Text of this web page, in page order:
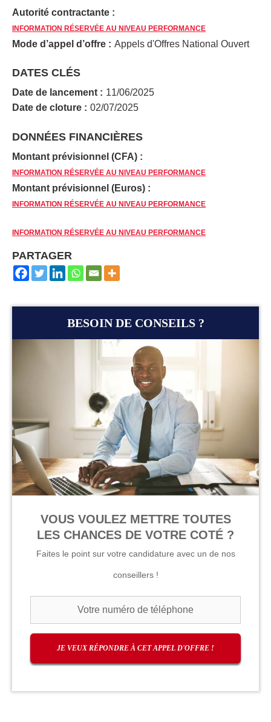
Autorité contractante :
INFORMATION RÉSERVÉE AU NIVEAU PERFORMANCE
Mode d’appel d’offre : Appels d'Offres National Ouvert
DATES CLÉS
Date de lancement : 11/06/2025
Date de cloture : 02/07/2025
DONNÉES FINANCIÈRES
Montant prévisionnel (CFA) :
INFORMATION RÉSERVÉE AU NIVEAU PERFORMANCE
Montant prévisionnel (Euros) :
INFORMATION RÉSERVÉE AU NIVEAU PERFORMANCE
INFORMATION RÉSERVÉE AU NIVEAU PERFORMANCE
PARTAGER
BESOIN DE CONSEILS ?
VOUS VOULEZ METTRE TOUTES
LES CHANCES DE VOTRE COTÉ ?
Faites le point sur votre candidature avec un de nos
conseillers !